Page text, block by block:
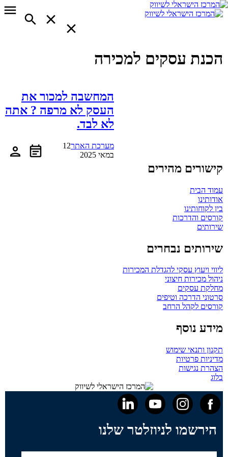
הכנת עסקים למכירה
המחשבה למכור את
העסק לא מרפה ? אתה
לא לבד.
מערכת האתר12
במאי 2025
קישורים מהירים
עמוד הבית
אודותינו
בין לקוחותינו
קורסים והדרכות
שירותים
שירותים נבחרים
ליווי ויעוץ עסקי להגדלת המכירות
ניהול מכירות חיצוני
מחלקת עסקים
סרטוני הדרכה וטיפים
קורסים לקהל הרחב
מידע נוסף
תקנון ותנאי שימוש
מדיניות פרטיות
הצהרת נגישות
בלוג
הירשמו לניוזלטר שלנו